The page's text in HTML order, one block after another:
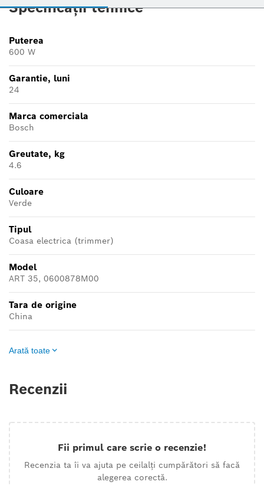
Specificații tehnice
Puterea
600 W
Garantie, luni
24
Marca comerciala
Bosch
Greutate, kg
4.6
Culoare
Verde
Tipul
Coasa electrica (trimmer)
Model
ART 35, 0600878M00
Tara de origine
China
Arată toate
Recenzii
Fii primul care scrie o recenzie!
Recenzia ta îi va ajuta pe ceilalți cumpărători să facă
alegerea corectă.